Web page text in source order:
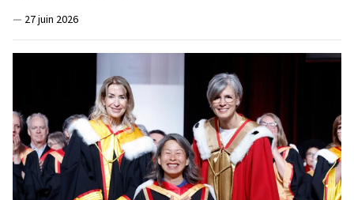
— 27 juin 2026